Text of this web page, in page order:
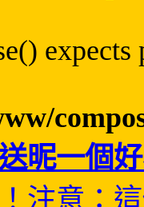
expects
送昵一個
注意：